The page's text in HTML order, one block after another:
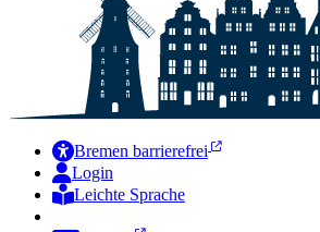
Bremen barrierefrei
Login
Leichte Sprache